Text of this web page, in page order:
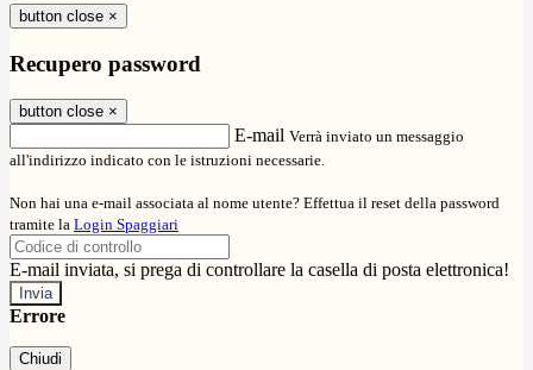
button close ×
Recupero password
button close ×
E-mail Verrà inviato un messaggio
all'indirizzo indicato con le istruzioni necessarie.
Non hai una e-mail associata al nome utente? Effettua il reset della password
tramite la Login Spaggiari
E-mail inviata, si prega di controllare la casella di posta elettronica!
Errore
Chiudi